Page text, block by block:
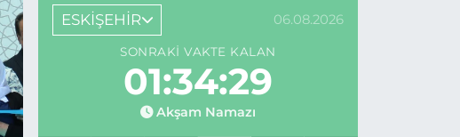
ESKİŞEHİR 06.08.2026
SONRAKI VAKTE KALAN
01:34:28
Akşam Namazı